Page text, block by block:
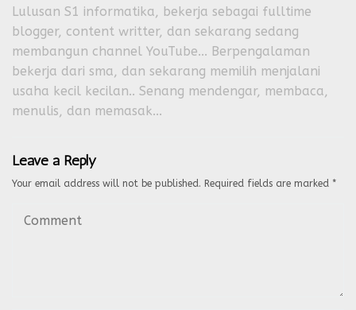
Lulusan S1 informatika, bekerja sebagai fulltime
blogger, content writter, dan sekarang sedang
membangun channel YouTube... Berpengalaman
bekerja dari sma, dan sekarang memilih menjalani
usaha kecil kecilan.. Senang mendengar, membaca,
menulis, dan memasak...
Leave a Reply
Your email address will not be published. Required fields are marked *